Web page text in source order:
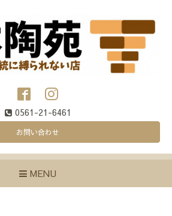
0561-21-6461
お問い合わせ
MENU